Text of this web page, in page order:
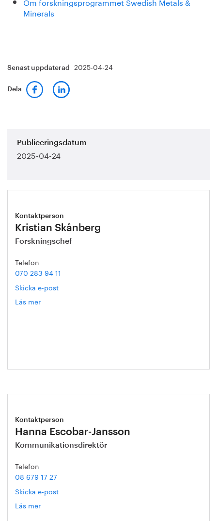
Minerals
Senast uppdaterad 2025-04-24
Dela
Publiceringsdatum
2025-04-24
Kontaktperson
Kristian Skånberg
Forskningschef
Telefon
070 283 94 11
Skicka e-post
Läs mer
Kontaktperson
Hanna Escobar-Jansson
Kommunikationsdirektör
Telefon
08 679 17 27
Skicka e-post
Läs mer